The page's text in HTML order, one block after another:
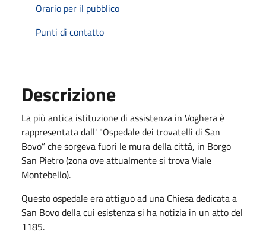
Orario per il pubblico
Punti di contatto
Descrizione
La più antica istituzione di assistenza in Voghera è
rappresentata dall' "Ospedale dei trovatelli di San
Bovo” che sorgeva fuori le mura della città, in Borgo
San Pietro (zona ove attualmente si trova Viale
Montebello).
Questo ospedale era attiguo ad una Chiesa dedicata a
San Bovo della cui esistenza si ha notizia in un atto del
1185.